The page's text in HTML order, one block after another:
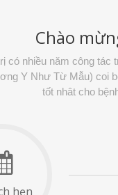
Chào
có nhiều năm công
Y Như Từ Mẫu) coi
tốt nhât cho
hẹn